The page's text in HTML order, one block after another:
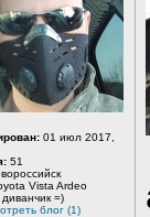
01 июл 2017,
51
Vista Ardeo
диванчик =)
блог (1)